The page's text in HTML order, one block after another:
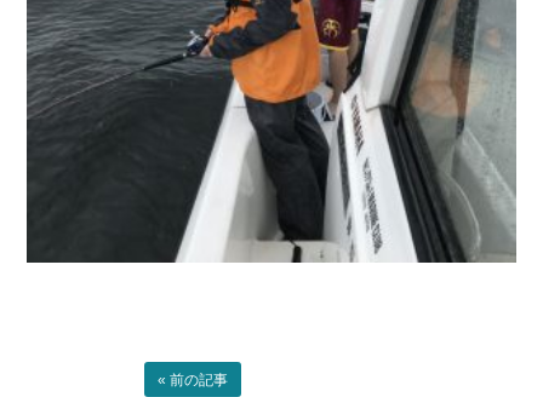
« 前の記事